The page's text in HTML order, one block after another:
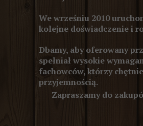
We wrześniu 2010
kolejne doświadczenie i
Dbamy, aby oferowany
spełniał wysokie
fachowców, którzy
przyjemnością.
Zapraszamy do